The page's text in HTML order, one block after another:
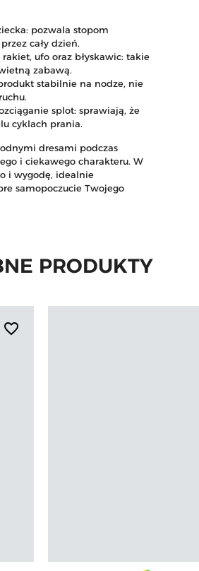
pozwala stopom
cały dzień.
ufo oraz błyskawic: takie
zabawą.
stabilnie na nodze, nie
splot: sprawiają, że
cyklach prania.
dresami podczas
i ciekawego charakteru. W
i wygodę, idealnie
samopoczucie Twojego
PRODUKTY
favorite_border